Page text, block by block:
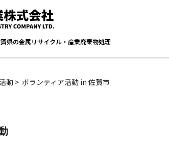
県の金属リサイクル・産業廃棄物処理
動 ボランティア活動 in 佐賀市